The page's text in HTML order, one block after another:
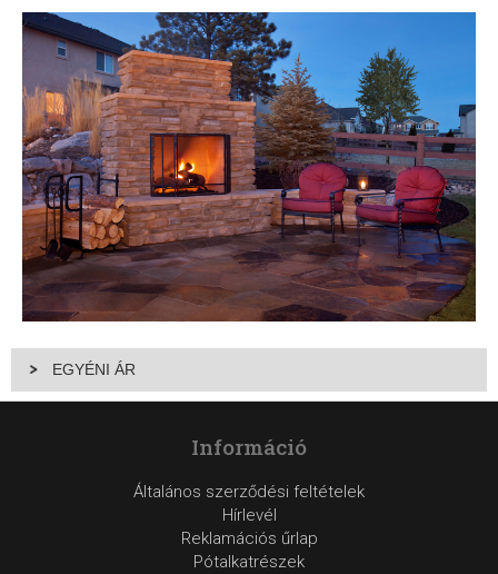
EGYÉNI ÁR
Információ
Általános szerződési feltételek
Hírlevél
Reklamációs űrlap
Pótalkatrészek